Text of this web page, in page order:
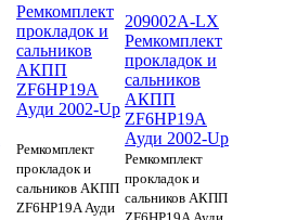
Ремкомплект
прокладок и
сальников
АКПП
ZF6HP19A
Ауди 2002-Up
Ремкомплект
прокладок и
сальников АКПП
ZF6HP19A Ауди
209002A-LX
Ремкомплект
прокладок и
сальников
АКПП
ZF6HP19A
Ауди 2002-Up
Ремкомплект
прокладок и
сальников АКПП